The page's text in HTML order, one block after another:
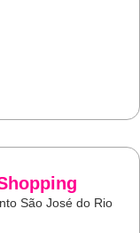
São José do Rio